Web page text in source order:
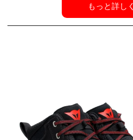
もっと詳しく